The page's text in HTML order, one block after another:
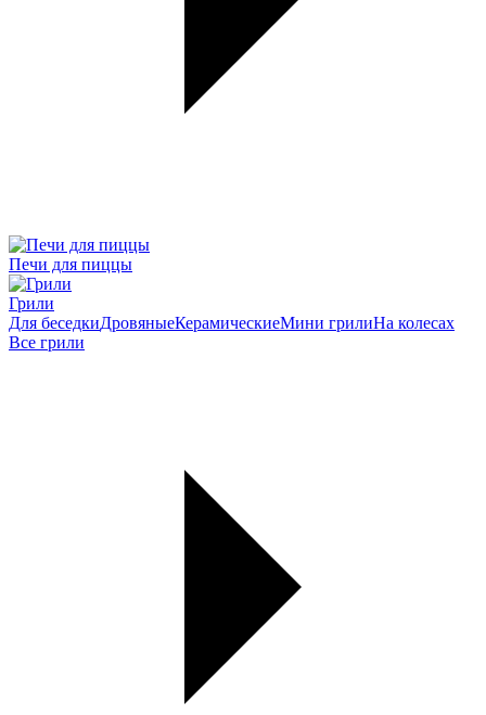
Печи для пиццы
Грили
Для беседкиДровяныеКерамическиеМини грилиНа колесах
Все грили